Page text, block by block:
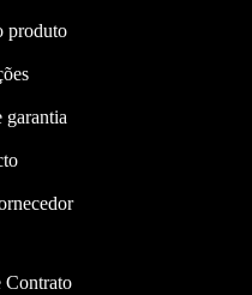
produto
garantia
Contrato